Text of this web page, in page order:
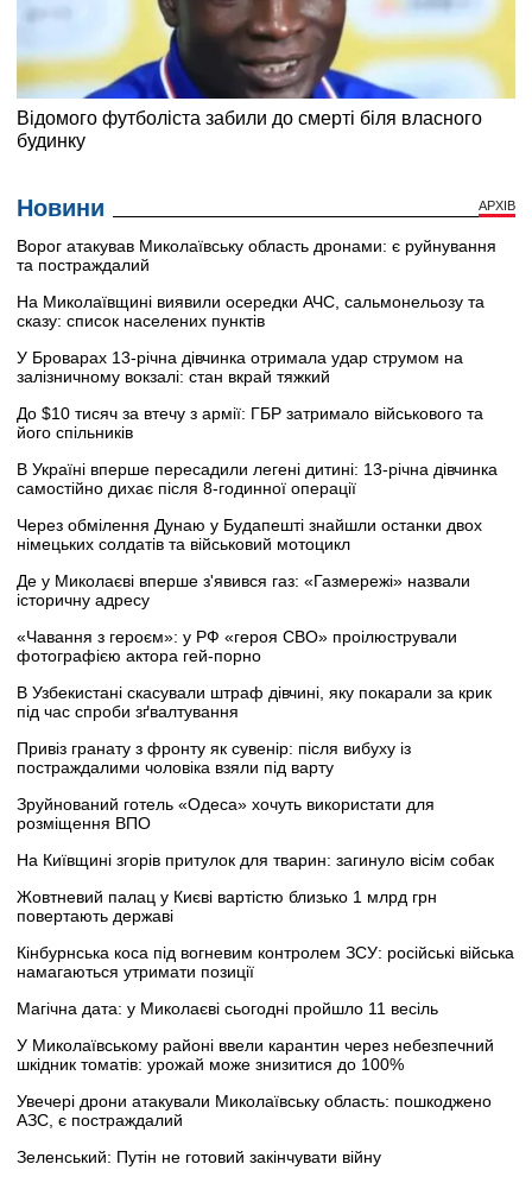
Новини АРХІВ
Ворог атакував Миколаївську область дронами: є руйнування
та постраждалий
На Миколаївщині виявили осередки АЧС, сальмонельозу та
сказу: список населених пунктів
У Броварах 13-річна дівчинка отримала удар струмом на
залізничному вокзалі: стан вкрай тяжкий
До $10 тисяч за втечу з армії: ГБР затримало військового та
його спільників
В Україні вперше пересадили легені дитині: 13-річна дівчинка
самостійно дихає після 8-годинної операції
Через обмілення Дунаю у Будапешті знайшли останки двох
німецьких солдатів та військовий мотоцикл
Де у Миколаєві вперше з'явився газ: «Газмережі» назвали
історичну адресу
«Чавання з героєм»: у РФ «героя СВО» проілюстрували
фотографією актора гей-порно
В Узбекистані скасували штраф дівчині, яку покарали за крик
під час спроби зґвалтування
Привіз гранату з фронту як сувенір: після вибуху із
постраждалими чоловіка взяли під варту
Зруйнований готель «Одеса» хочуть використати для
розміщення ВПО
На Київщині згорів притулок для тварин: загинуло вісім собак
Жовтневий палац у Києві вартістю близько 1 млрд грн
повертають державі
Кінбурнська коса під вогневим контролем ЗСУ: російські війська
намагаються утримати позиції
Магічна дата: у Миколаєві сьогодні пройшло 11 весіль
У Миколаївському районі ввели карантин через небезпечний
шкідник томатів: урожай може знизитися до 100%
Увечері дрони атакували Миколаївську область: пошкоджено
АЗС, є постраждалий
Зеленський: Путін не готовий закінчувати війну